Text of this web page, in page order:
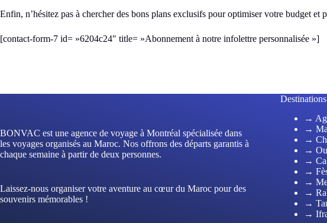
Enfin, n’hésitez pas à chercher des bons plans exclusifs pour optimiser votre budget
[contact-form-7 id= »6204c24″ title= »Abonnement à notre infolettre personnalisée »]
BONVAC est une agence de voyage à Montréal spécialisée dans
les voyages organisés au Maroc. Nos offrons des départs garantis à
chaque semaine à partir de deux personnes.
Laissez-nous organiser votre aventure au cœur du Maroc pour des
souvenirs mémorables !
Destinations
→
→
→
→
→
→
→
→
→
→